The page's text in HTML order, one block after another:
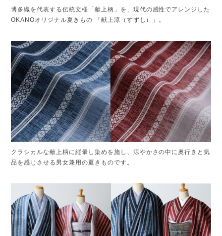
博多織を代表する伝統文様「献上柄」を、現代の感性でアレンジした
OKANOオリジナル夏きもの 「献上涼（すずし）」。
クラシカルな献上柄に縦暈し染めを施し、涼やかさの中に奥行きと気
品を感じさせる男女兼用の夏きものです。